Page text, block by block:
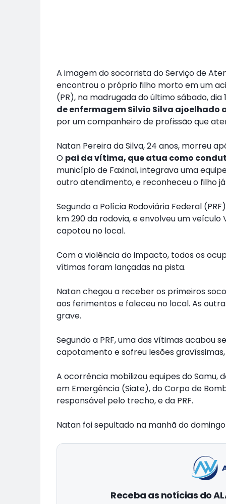
A imagem do socorrista do Serviço de
encontrou o próprio filho morto em um
(PR), na madrugada do último sábado,
de enfermagem Silvio Silva ajoelhado
por um companheiro de profissão que
Natan Pereira da Silva, 24 anos, morreu
O pai da vítima, que atua como
município de Faxinal, integrava uma
outro atendimento, e reconheceu o filho
Segundo a Polícia Rodoviária Federal
km 290 da rodovia, e envolveu um
capotou no local.
Com a violência do impacto, todos os
vítimas foram lançadas na pista.
Natan chegou a receber os primeiros
aos ferimentos e faleceu no local. As
grave.
Segundo a PRF, uma das vítimas acabou
capotamento e sofreu lesões
A ocorrência mobilizou equipes do Samu,
em Emergência (Siate), do Corpo de
responsável pelo trecho, e da PRF.
Natan foi sepultado na manhã do
Receba as notícias do